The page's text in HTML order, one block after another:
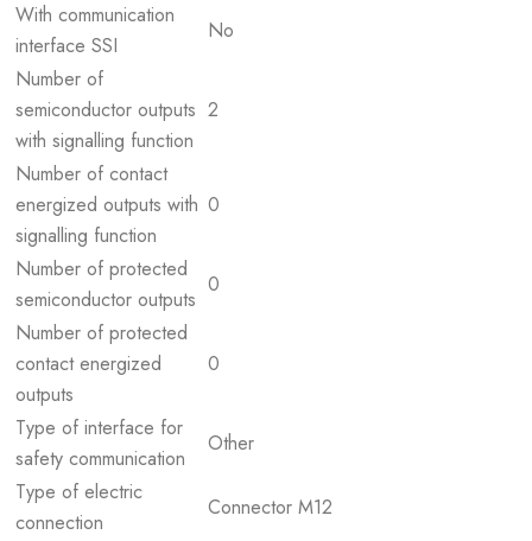
With communication
interface SSI
No
Number of
semiconductor outputs
with signalling function
2
Number of contact
energized outputs with
signalling function
0
Number of protected
semiconductor outputs
0
Number of protected
contact energized
outputs
0
Type of interface for
safety communication
Other
Type of electric
connection
Connector M12